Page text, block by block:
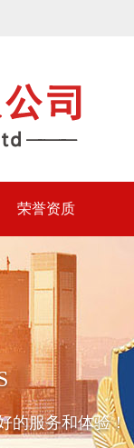
荣誉资质
的服务和体验！